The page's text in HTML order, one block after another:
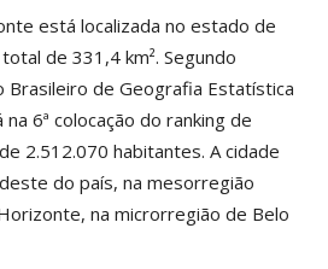
está localizada no estado de
de 331,4 km². Segundo
de Geografia Estatística
6ª colocação do ranking de
2.512.070 habitantes. A cidade
do país, na mesorregião
na microrregião de Belo